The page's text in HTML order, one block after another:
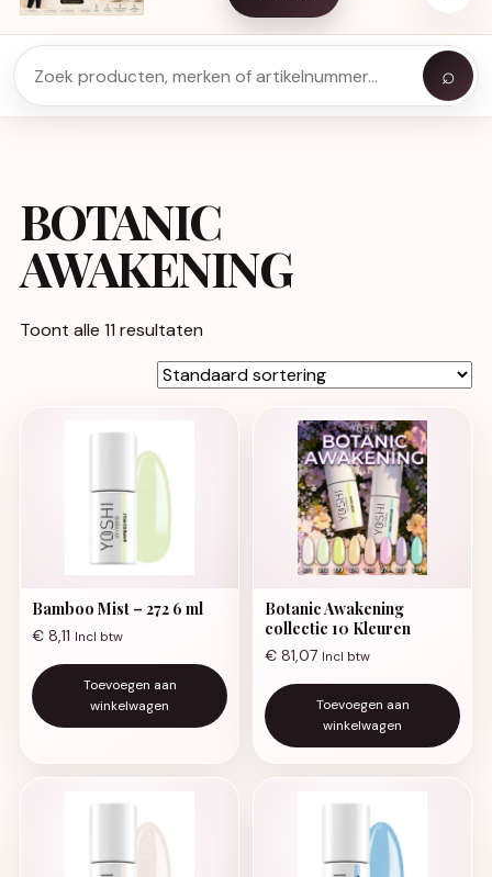
⌕
BOTANIC
AWAKENING
Toont alle 11 resultaten
Bamboo Mist – 272 6 ml
€ 8,11 Incl btw
Toevoegen aan
winkelwagen
Botanic Awakening
collectie 10 Kleuren
€ 81,07 Incl btw
Toevoegen aan
winkelwagen